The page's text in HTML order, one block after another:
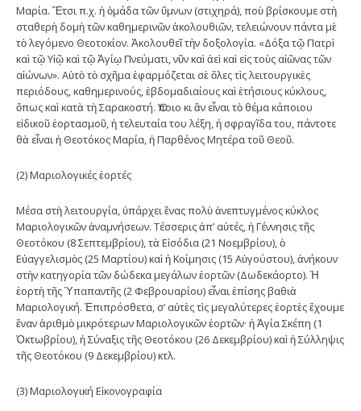
Μαρία. Ἔτσι π.χ. ἡ ὁμάδα τῶν ὕμνων (στιχηρά), ποὺ βρίσκουμε στὴ
σταθερὴ δομὴ τῶν καθημερινῶν ἀκολουθιῶν, τελειώνουν πάντα μὲ
τὸ λεγόμενο Θεοτοκίον. Ἀκολουθεῖ τὴν δοξολογία. «Δόξα τῷ Πατρὶ
καὶ τῷ Υἱῷ καὶ τῷ Ἁγίῳ Πνεύματι, νῦν καὶ ἀεὶ καὶ εἰς τοὺς αἰῶνας τῶν
αἰώνων». Αὐτὸ τὸ σχῆμα ἐφαρμόζεται σὲ ὅλες τὶς λειτουργικὲς
περιόδους, καθημερινούς, ἑβδομαδιαίους καὶ ἐτήσιους κύκλους,
ὅπως καὶ κατὰ τὴ Σαρακοστή. Ὅποιο κι ἂν εἶναι τὸ θέμα κάποιου
εἰδικοῦ ἑορτασμοῦ, ἡ τελευταία του λέξη, ἡ σφραγῖδα του, πάντοτε
θὰ εἶναι ἡ Θεοτόκος Μαρία, ἡ Παρθένος Μητέρα τοῦ Θεοῦ.
(2) Μαριολογικές ἑορτές
Μέσα στὴ λειτουργία, ὑπάρχει ἕνας πολὺ ἀνεπτυγμένος κύκλος
Μαριολογικῶν ἀναμνήσεων. Τέσσερις ἀπ’ αὐτές, ἡ Γέννησις τῆς
Θεοτόκου (8 Σεπτεμβρίου), τὰ Εἰσόδια (21 Νοεμβρίου), ὁ
Εὐαγγελισμὸς (25 Μαρτίου) καὶ ἡ Κοίμησις (15 Αὐγούστου), ἀνήκουν
στὴν κατηγορία τῶν δώδεκα μεγάλων ἑορτῶν (Δωδεκάορτο). Ἡ
ἑορτὴ τῆς Ὑπαπαντῆς (2 Φεβρουαρίου) εἶναι ἐπίσης βαθιὰ
Μαριολογική. Ἐπιπρόσθετα, σ’ αὐτὲς τὶς μεγαλύτερες ἑορτὲς ἔχουμε
ἕναν ἀριθμὸ μικρότερων Μαριολογικῶν ἑορτῶν· ἡ Ἁγία Σκέπη (1
Ὀκτωβρίου), ἡ Σύναξις τῆς Θεοτόκου (26 Δεκεμβρίου) καὶ ἡ Σύλληψις
τῆς Θεοτόκου (9 Δεκεμβρίου) κτλ.
(3) Μαριολογική Εἰκονογραφία